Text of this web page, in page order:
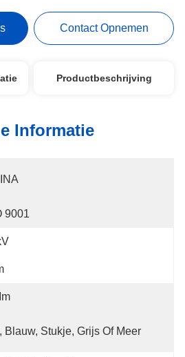
Contact Opnemen
Productbeschrijving
Informatie
9001
Blauw, Stukje, Grijs Of Meer